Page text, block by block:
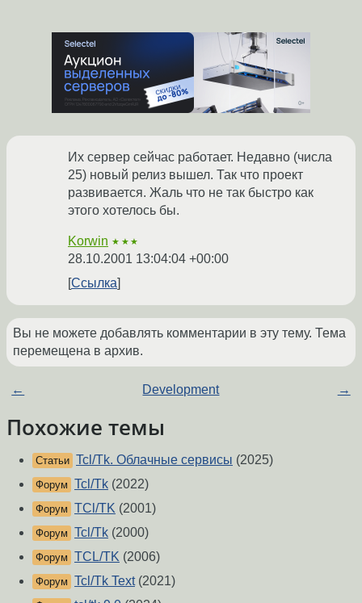
Их сервер сейчас работает. Недавно (числа
25) новый релиз вышел. Так что проект
развивается. Жаль что не так быстро как
этого хотелось бы.
Korwin ★★★
28.10.2001 13:04:04 +00:00
Ссылка
Вы не можете добавлять комментарии в эту тему. Тема
перемещена в архив.
← Development →
Похожие темы
Статьи Tcl/Tk. Облачные сервисы (2025)
Форум Tcl/Tk (2022)
Форум TCl/TK (2001)
Форум Tcl/Tk (2000)
Форум TCL/TK (2006)
Форум Tcl/Tk Text(2021)